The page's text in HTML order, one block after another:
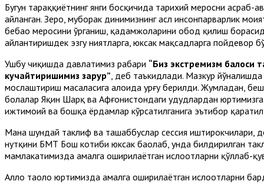
Бугун тараққиётнинг янги босқичида тарихий меросни
айланган. Зеро, муборак динимизнинг асл инсонпарварлик
бебаҳо меросини ўрганиш, қадамжоларини обод қилиш
айлантиришдек эзгу ниятларга, юксак мақсадларга пойдевор
Ушбу чиқишда давлатимиз раҳбари “Биз экстремизм балоси
кучайтиришимиз зарур” , деб таъкидлади. Мазкур
мослаштириш масаласига алоҳида урғу берилди. Жумладан,
болалар Яқин Шарқ ва Афғонистондаги ҳудудлардан
ижтимоий ва бошқа ёрдамлар кўрсатилганига эътибор
Мана шундай таклиф ва ташаббуслар сессия иштирокчилари,
нутқини БМТ Бош котиби юксак баҳолаб, унда билдирилган
мамлакатимизда амалга оширилаётган ислоҳотларни қўллаб-
Аллоҳ таоло юртимизда амалга оширилаётган ислоҳотларни